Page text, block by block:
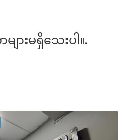
ျားမရှိသေးပါ။.